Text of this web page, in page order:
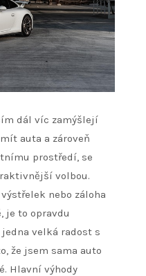
dál víc zamýšlejí
auta a zároveň
prostředí, se
volbou.
nebo záloha
je to opravdu
velká radost s
že jsem sama auto
Hlavní výhody